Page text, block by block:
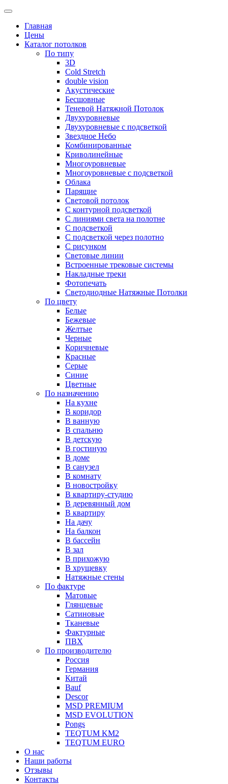
Skip
contentГлавная
Цены
Каталог потолков
По типу
3D
Cold Stretch
double vision
Акустические
Бесшовные
Теневой Натяжной Потолок
Двухуровневые
Двухуровневые с подсветкой
Звездное Небо
Комбинированные
Криволинейные
Многоуровневые
Многоуровневые с подсветкой
Облака
Парящие
Световой потолок
С контурной подсветкой
С линиями света на полотне
С подсветкой
С подсветкой через полотно
С рисунком
Световые линии
Встроенные трековые системы
Накладные треки
Фотопечать
Светодиодные Натяжные Потолки
По цвету
Белые
Бежевые
Желтые
Черные
Коричневые
Красные
Серые
Синие
Цветные
По назначению
На кухне
В коридор
В ванную
В спальню
В детскую
В гостиную
В доме
В санузел
В комнату
В новостройку
В квартиру-студию
В деревянный дом
В квартиру
На дачу
На балкон
В бассейн
В зал
В прихожую
В хрущевку
Натяжные стены
По фактуре
Матовые
Глянцевые
Сатиновые
Тканевые
Фактурные
ПВХ
По производителю
Россия
Германия
Китай
Вauf
Descor
MSD PREMIUM
MSD EVOLUTION
Pongs
TEQTUM KM2
TEQTUM EURO
О нас
Наши работы
Отзывы
Контакты